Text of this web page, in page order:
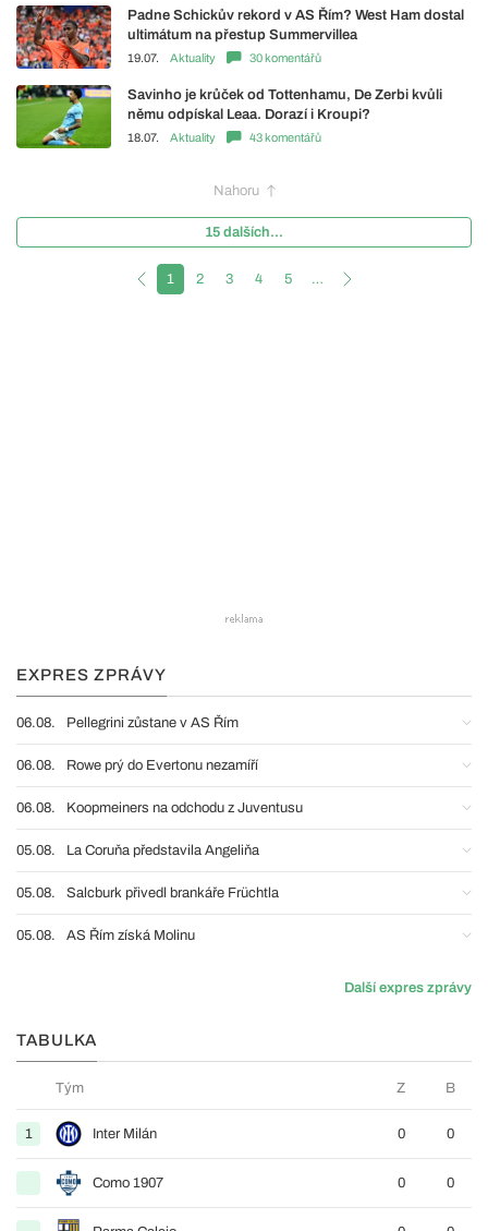
Padne Schickův rekord v AS Řím? West Ham dostal
ultimátum na přestup Summervillea
19.07. Aktuality 30 komentářů
Savinho je krůček od Tottenhamu, De Zerbi kvůli
němu odpískal Leaa. Dorazí i Kroupi?
18.07. Aktuality 43 komentářů
Nahoru
15 dalších...
1 2 3 4 5 …
EXPRES ZPRÁVY
06.08. Pellegrini zůstane v AS Řím
06.08. Rowe prý do Evertonu nezamíří
06.08. Koopmeiners na odchodu z Juventusu
05.08. La Coruňa představila Angeliňa
05.08. Salcburk přivedl brankáře Früchtla
05.08. AS Řím získá Molinu
Další expres zprávy
TABULKA
Tým Z B
1 Inter Milán 0 0
Como 1907 0 0